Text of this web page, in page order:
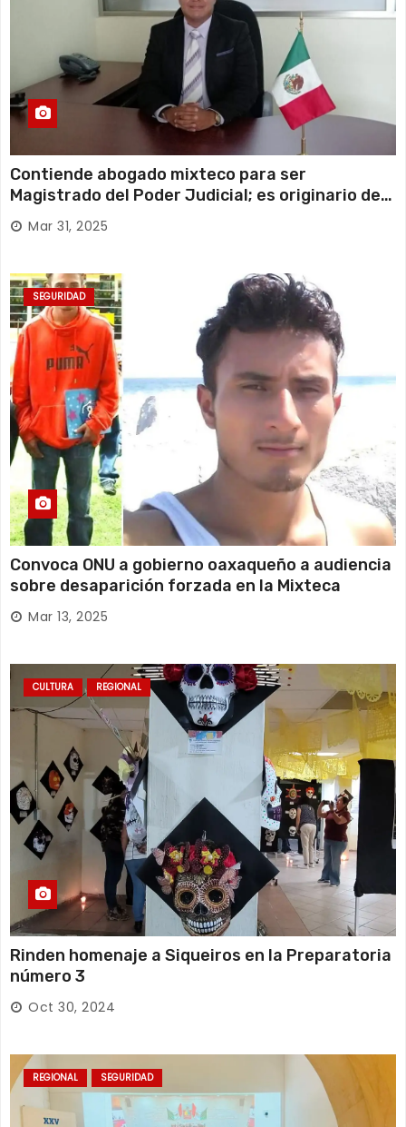
Contiende abogado mixteco para ser
Magistrado del Poder Judicial; es originario de
Huajuapan de León
Mar 31, 2025
SEGURIDAD
Convoca ONU a gobierno oaxaqueño a audiencia
sobre desaparición forzada en la Mixteca
Mar 13, 2025
CULTURA REGIONAL
Rinden homenaje a Siqueiros en la Preparatoria
número 3
Oct 30, 2024
REGIONAL SEGURIDAD